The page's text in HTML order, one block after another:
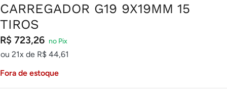
CARREGADOR G19 9X19MM 15
TIROS
R$ 723,26
ou 21x de R$ 44,61
Fora de estoque